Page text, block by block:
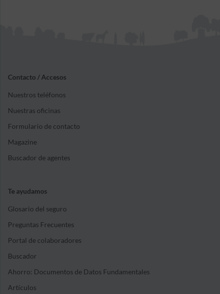
Contacto / Accesos
Nuestros teléfonos
Nuestras oficinas
Formulario de contacto
Magazine
Buscador de agentes
Te ayudamos
Glosario del seguro
Preguntas Frecuentes
Portal de colaboradores
Buscador
Ahorro: Documentos de Datos Fundamentales
Artículos